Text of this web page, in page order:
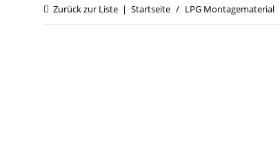
Zurück zur Liste Startseite LPG Montagematerial